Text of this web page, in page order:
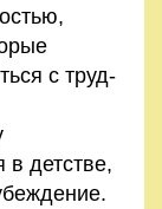
с труд­
детстве,